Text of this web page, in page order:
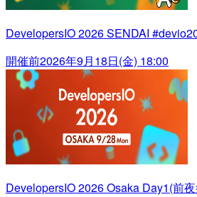
DevelopersIO 2026 SENDAI
開催前2026年9月18日(金) 18:00
DevelopersIO 2026 Osaka Day1(前